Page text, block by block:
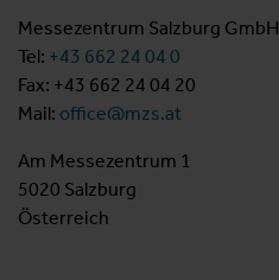
Messezentrum Salzburg GmbH
Tel: +43 662 24 04 0
Fax: +43 662 24 04 20
Mail: office@mzs.at
Am Messezentrum 1
5020 Salzburg
Österreich